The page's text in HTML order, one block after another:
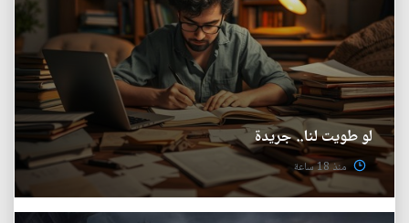
لو طويت لنا.. جريدة
منذ 18 ساعة